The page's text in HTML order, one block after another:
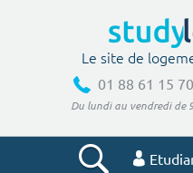
Le site de
01 88 61 15 70
Du lundi au vendredi de